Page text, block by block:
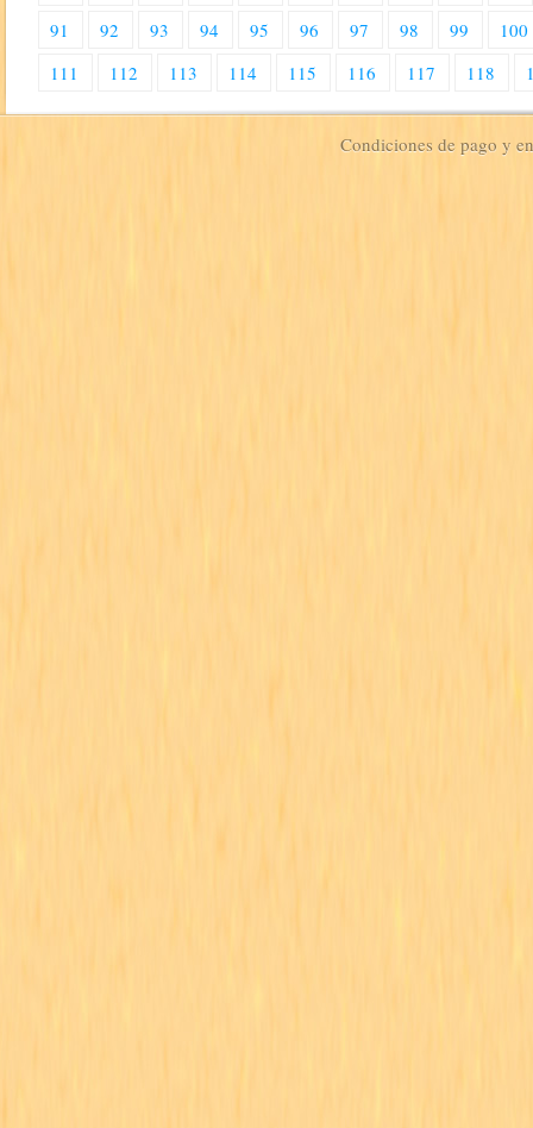
91
92 93 94 95 96 97 98 99
100
111
112 113 114 115 116 117 118
Condiciones de pago y